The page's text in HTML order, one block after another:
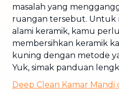
masalah yang
ruangan tersebut. Untuk
alami keramik, kamu
membersihkan keramik
kuning dengan metode
Yuk, simak panduan
Deep Clean Kamar Mandi